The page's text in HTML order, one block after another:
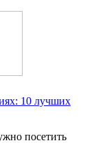
10 лучших
посетить